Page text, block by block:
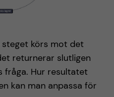
körs mot det
returnerar slutligen
fråga. Hur resultatet
kan man anpassa för